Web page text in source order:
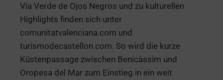
Vía Verde de Ojos Negros und zu kulturellen
Highlights finden sich unter
comunitatvalenciana.com und
turismodecastellon.com. So wird die kurze
Küstenpassage zwischen Benicàssim und
Oropesa del Mar zum Einstieg in ein weit